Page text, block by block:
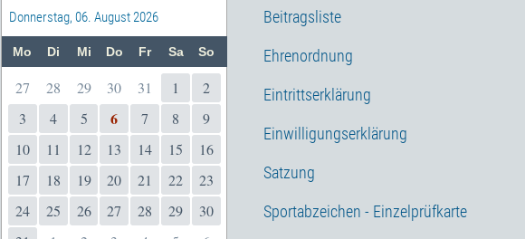
Donnerstag, 06. August 2026
Mo Di Mi Do Fr Sa So
27 28 29 30 31 1
2
3
4 5 6 7 8
9
10
11 12 13 14 15
16
17
18 19 20 21 22
23
24
25 26 27 28 29
30
Beitragsliste
Ehrenordnung
Eintrittserklärung
Einwilligungserklärung
Satzung
Sportabzeichen - Einzelprüfkarte